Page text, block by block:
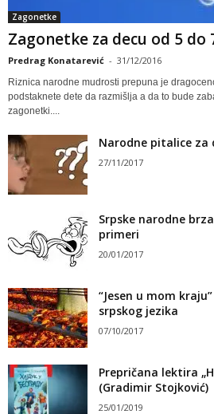
Zagonetke
Zagonetke za decu od 5 do
Predrag Konatarević - 31/12/2016
Riznica narodne mudrosti prepuna je
podstaknete dete da razmišlja a da to bude
zagonetki....
Narodne pitalice za
27/11/2017
Srpske narodne
primeri
20/01/2017
“Jesen u mom
srpskog jezika
07/10/2017
Prepričana lektira
(Gradimir Stojković)
25/01/2019